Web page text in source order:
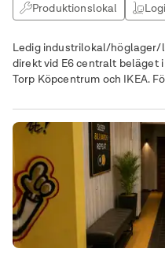
Produktionslokal
Ledig industrilokal/höglager/
direkt vid E6 centralt beläget
Torp Köpcentrum och IKEA.
https://